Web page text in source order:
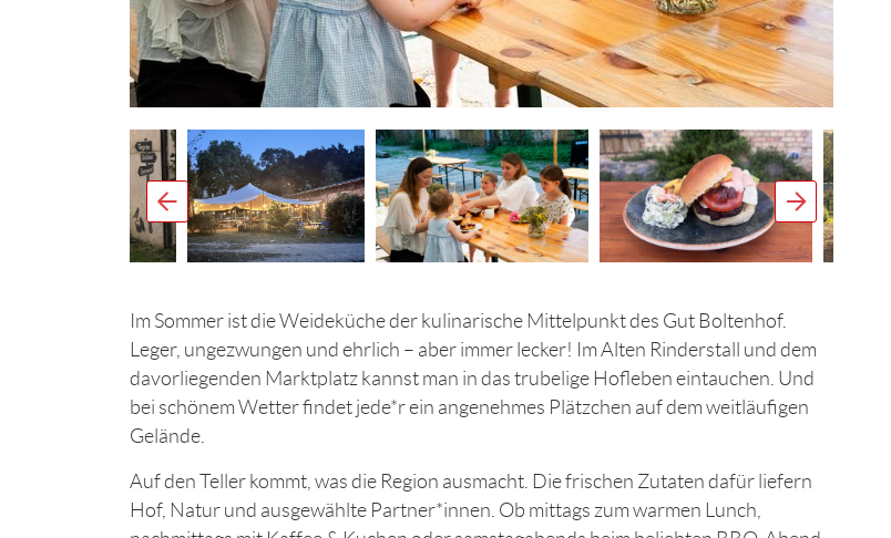
Im Sommer ist die Weideküche der kulinarische Mittelpunkt des Gut Boltenhof.
Leger, ungezwungen und ehrlich – aber immer lecker! Im Alten Rinderstall und dem
davorliegenden Marktplatz kannst man in das trubelige Hofleben eintauchen. Und
bei schönem Wetter findet jede*r ein angenehmes Plätzchen auf dem weitläufigen
Gelände.
Auf den Teller kommt, was die Region ausmacht. Die frischen Zutaten dafür liefern
Hof, Natur und ausgewählte Partner*innen. Ob mittags zum warmen Lunch,